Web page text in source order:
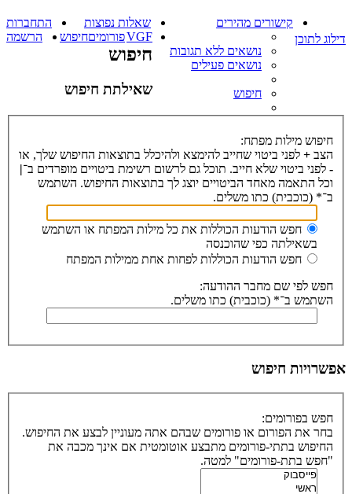
דילוג לתוכן
קישורים מהירים
נושאים ללא תגובות
נושאים פעילים
חיפוש
שאלות נפוצות
התחברות
הרשמה
VGFפורומיםחיפוש
חיפוש
שאילתת חיפוש
חיפוש מילות מפתח:
הצב + לפני ביטוי שחייב להימצא ולהיכלל בתוצאות החיפוש שלך, או
- לפני ביטוי שלא חייב. תוכל גם לרשום רשימת ביטויים מופרדים ב־|
וכל התאמה מאחד הביטויים יוצג לך בתוצאות החיפוש. השתמש
ב־* (כוכבית) כתו משלים.
חפש הודעות הכוללות את כל מילות המפתח או השתמש
בשאילתה כפי שהוכנסה
חפש הודעות הכוללות לפחות אחת ממילות המפתח
חפש לפי שם מחבר ההודעה:
השתמש ב־* (כוכבית) כתו משלים.
אפשרויות חיפוש
חפש בפורומים:
בחר את הפורום או פורומים שבהם אתה מעוניין לבצע את החיפוש.
החיפוש בתתי-פורומים מתבצע אוטומטית אם אינך מכבה את
"חפש בתת-פורומים" למטה.